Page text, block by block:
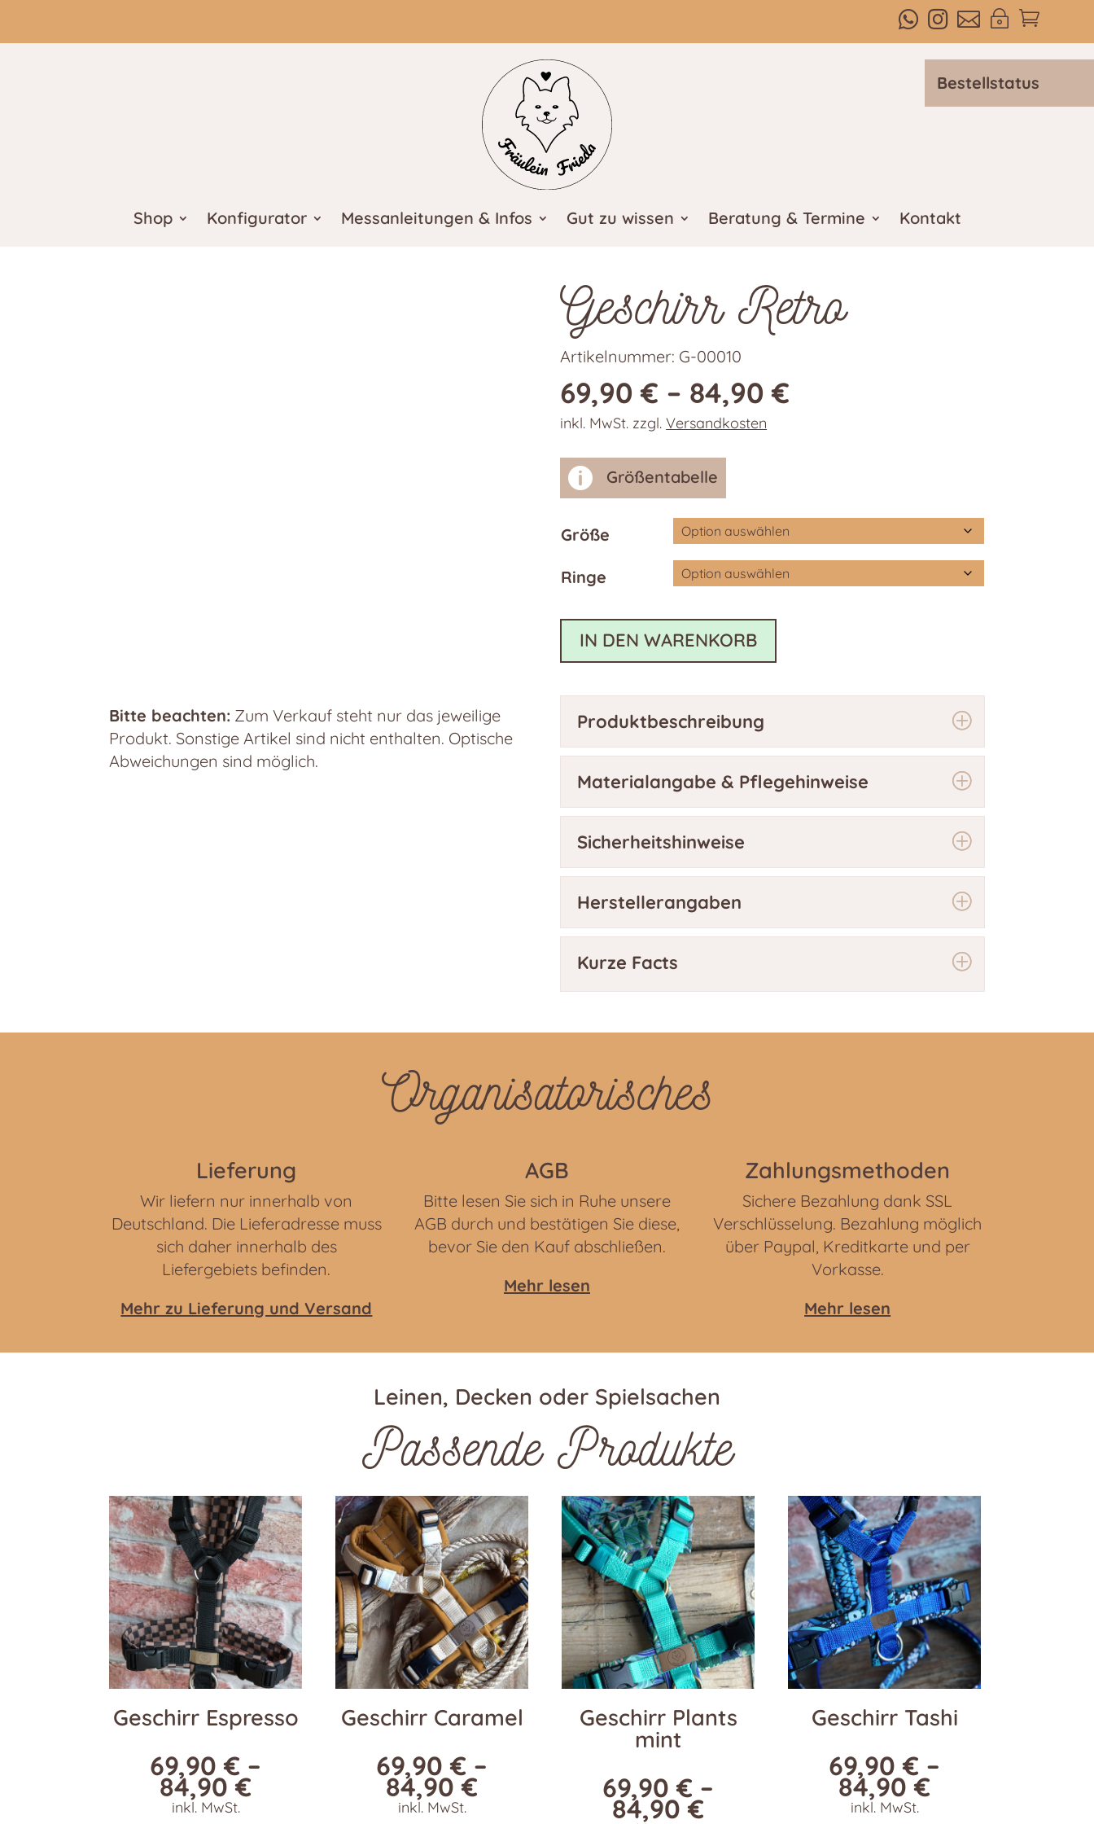

~



Bestellstatus
Shop Konfigurator Messanleitungen & Infos Gut zu wissen Beratung & Termine Kontakt
Bitte beachten: Zum Verkauf steht nur das jeweilige
Produkt. Sonstige Artikel sind nicht enthalten. Optische
Abweichungen sind möglich.
Geschirr Retro
Artikelnummer: G-00010
69,90€ – 84,90€
inkl. MwSt. zzgl.Versandkosten
 Größentabelle
Größe
Ringe
IN DEN WARENKORB
Produktbeschreibung
Materialangabe & Pflegehinweise
Sicherheitshinweise
Herstellerangaben
Kurze Facts
Organisatorisches
Lieferung
Wir liefern nur innerhalb von
Deutschland. Die Lieferadresse muss
sich daher innerhalb des
Liefergebiets befinden.
Mehr zu Lieferung und Versand
AGB
Bitte lesen Sie sich in Ruhe unsere
AGB durch und bestätigen Sie diese,
bevor Sie den Kauf abschließen.
Mehr lesen
Zahlungsmethoden
Sichere Bezahlung dank SSL
Verschlüsselung. Bezahlung möglich
über Paypal, Kreditkarte und per
Vorkasse.
Mehr lesen
Leinen, Decken oder Spielsachen
Passende Produkte
Geschirr Espresso
69,90€ –
84,90€
inkl. MwSt.
Geschirr Caramel
69,90€ –
84,90€
inkl. MwSt.
Geschirr Plants
mint
69,90€ –
84,90€
Geschirr Tashi
69,90€ –
84,90€
inkl. MwSt.